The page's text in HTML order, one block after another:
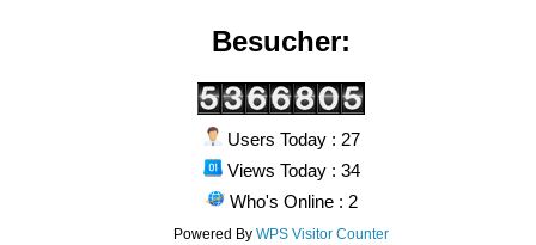
Besucher:
Users Today : 27
Views Today : 34
Who's Online : 2
Powered ByWPS Visitor Counter